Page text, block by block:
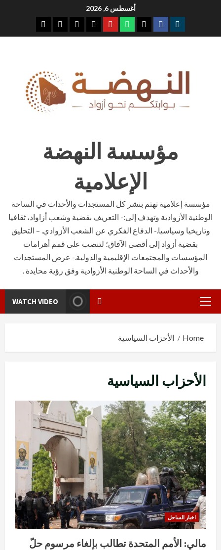
أغسطس 6, 2026
telegram
facebook
x
whatsap
youtube
مؤسسة النهضة
الإعلامية
مؤسسة إعلامية تهتم بنشر كل المستجدات والأحداث في الساحة
الوطنية الأزوادية وتهدف إلى:- التعريف بقضية وشعب أزاواد، ثقافيا
وتاريخيا وسياسيا.- الدفاع الفكري عن الشعب الأزوادي. – التحليق
بقضية أزواد إلى أقصى الآفاق؛ لتنصب على قمم أهرامات
المؤسسات والمجتمعات الإقليمية والدولية.- عرض المستجدات
والأحداث في الساحة الوطنية الأزوادية وفق رؤية محايدة .
Primary
WATCH VIDEO
Home الأحزاب السياسية
الأحزاب السياسية
اخبار الساحل
مالي: الأمم المتحدة تطالب بإلغاء مرسوم حلّ